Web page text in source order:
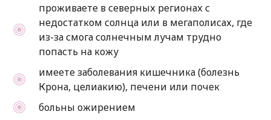
проживаете в северных регионах с
недостатком солнца или в мегаполисах, где
из-за смога солнечным лучам трудно
попасть на кожу
имеете заболевания кишечника (болезнь
Крона, целиакию), печени или почек
больны ожирением